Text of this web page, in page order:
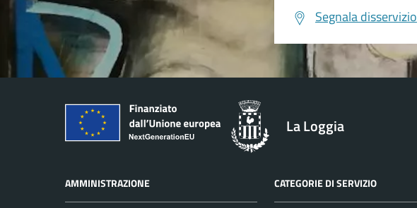
Segnala disservizio
La Loggia
AMMINISTRAZIONE CATEGORIE DI SERVIZIO